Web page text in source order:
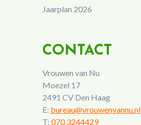
Jaarplan 2026
CONTACT
Vrouwen van Nu
Moezel 17
2491 CV Den Haag
E: bureau@vrouwenvannu.nl
T: 070 3244429